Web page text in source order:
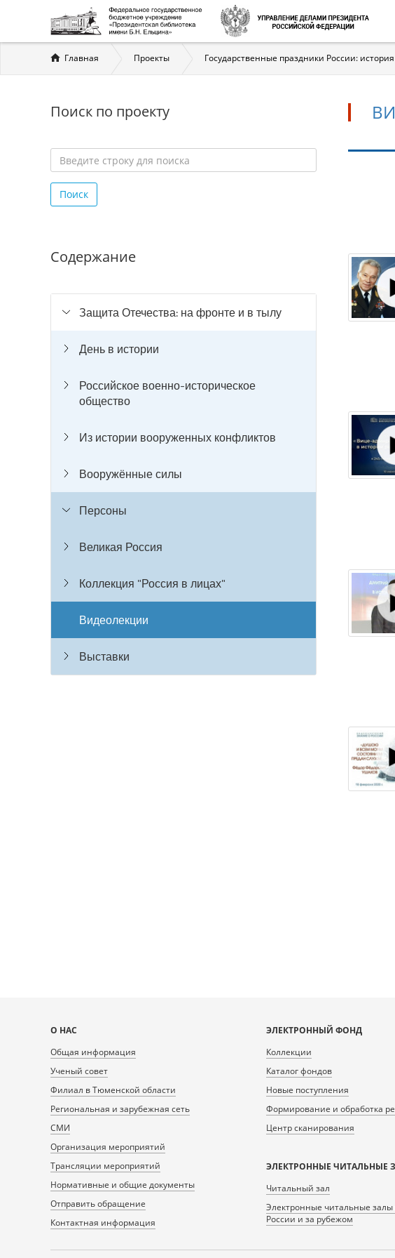
Вы
здесь
Главная Проекты Государственные праздники России:
Поиск по проекту
строку
для
Поиск
Содержание
Защита Отечества: на фронте и в тылу
День в истории
Российское военно-историческое
общество
Из истории вооруженных конфликтов
Вооружённые силы
Персоны
Великая Россия
Коллекция "Россия в лицах"
Видеолекции
Выставки
Карта
сайта
О НАС
Общая информация
Ученый совет
Филиал в Тюменской области
Региональная и зарубежная сеть
СМИ
Организация мероприятий
Трансляции мероприятий
Нормативные и общие документы
Отправить обращение
Контактная информация
ЭЛЕКТРОННЫЙ ФОНД
Коллекции
Каталог фондов
Новые поступления
Формирование и обработка
Центр сканирования
ЭЛЕКТРОННЫЕ ЧИТАЛЬНЫЕ
Читальный зал
Электронные читальные залы
России и за рубежом